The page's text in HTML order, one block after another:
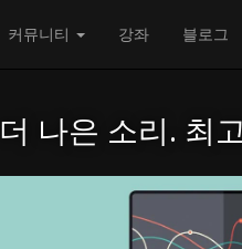
커뮤니티 강좌 블로그
더 나은 소리. 최